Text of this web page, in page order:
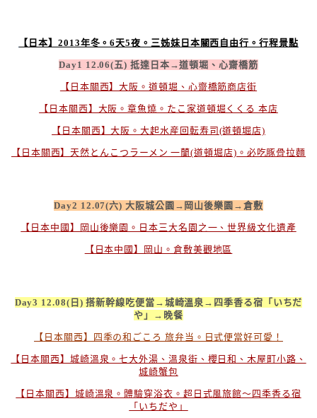
【日本】2013年冬。6天5夜。三姊妹日本關西自由行。行程景點
Day1 12.06(五) 抵達日本→道頓堀、心齋橋筋
【日本關西】大阪。道頓堀、心齋橋筋商店街
【日本關西】大阪。章魚燒。たこ家道頓堀くくる 本店
【日本關西】大阪。大起水産回転寿司(道頓堀店)
【日本關西】天然とんこつラーメン 一蘭(道頓堀店)。必吃豚骨拉麵
Day2 12.07(六) 大阪城公園→岡山後樂園→倉敷
【日本中國】岡山後樂園。日本三大名園之一、世界級文化遺產
【日本中國】岡山。倉敷美觀地區
Day3 12.08(日) 搭新幹線吃便當→城崎溫泉→四季香る宿「いちだ
や」→晚餐
【日本關西】四季の和ごころ 旅弁当。日式便當好可愛！
【日本關西】城崎溫泉。七大外湯、溫泉街、櫻日和、木屋町小路、
城崎蟹包
【日本關西】城崎溫泉。體驗穿浴衣。超日式風旅館～四季香る宿
「いちだや」